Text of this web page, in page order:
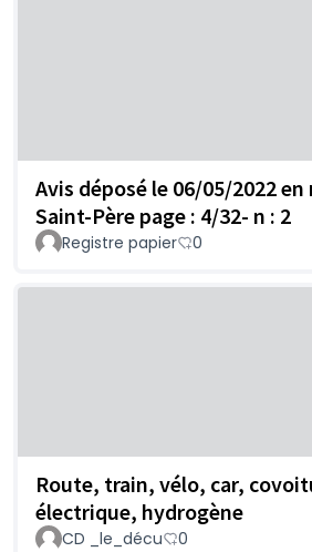
Avis déposé le 06/05/2022
Saint-Père page : 4/32- n : 2
Registre papier 0
Route, train, vélo, car,
électrique, hydrogène
CD _le_décu 0